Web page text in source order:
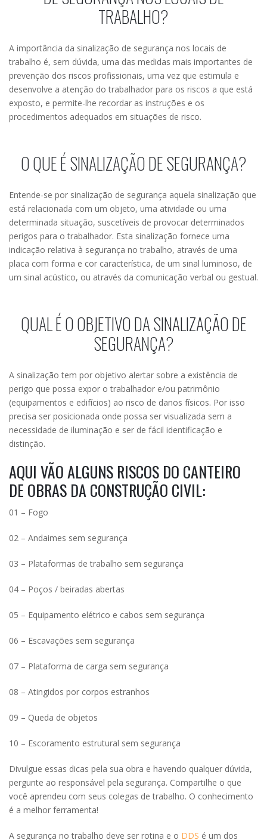
TRABALHO?
A importância da sinalização de segurança nos locais de
trabalho é, sem dúvida, uma das medidas mais importantes de
prevenção dos riscos profissionais, uma vez que estimula e
desenvolve a atenção do trabalhador para os riscos a que está
exposto, e permite-lhe recordar as instruções e os
procedimentos adequados em situações de risco.
O QUE É SINALIZAÇÃO DE SEGURANÇA?
Entende-se por sinalização de segurança aquela sinalização que
está relacionada com um objeto, uma atividade ou uma
determinada situação, suscetíveis de provocar determinados
perigos para o trabalhador. Esta sinalização fornece uma
indicação relativa à segurança no trabalho, através de uma
placa com forma e cor característica, de um sinal luminoso, de
um sinal acústico, ou através da comunicação verbal ou gestual.
QUAL É O OBJETIVO DA SINALIZAÇÃO DE
SEGURANÇA?
A sinalização tem por objetivo alertar sobre a existência de
perigo que possa expor o trabalhador e/ou patrimônio
(equipamentos e edifícios) ao risco de danos físicos. Por isso
precisa ser posicionada onde possa ser visualizada sem a
necessidade de iluminação e ser de fácil identificação e
distinção.
AQUI VÃO ALGUNS RISCOS DO CANTEIRO
DE OBRAS DA CONSTRUÇÃO CIVIL:
01 – Fogo
02 – Andaimes sem segurança
03 – Plataformas de trabalho sem segurança
04 – Poços / beiradas abertas
05 – Equipamento elétrico e cabos sem segurança
06 – Escavações sem segurança
07 – Plataforma de carga sem segurança
08 – Atingidos por corpos estranhos
09 – Queda de objetos
10 – Escoramento estrutural sem segurança
Divulgue essas dicas pela sua obra e havendo qualquer dúvida,
pergunte ao responsável pela segurança. Compartilhe o que
você aprendeu com seus colegas de trabalho. O conhecimento
é a melhor ferramenta!
A segurança no trabalho deve ser rotina e o DDS é um dos